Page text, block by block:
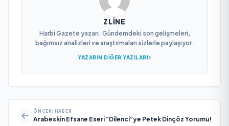
ZLINE
Harbi Gazete yazarı. Gündemdeki son gelişmeleri,
bağımsız analizleri ve araştırmaları sizlerle paylaşıyor.
YAZARIN DIĞER YAZILARI
ÖNCEKI HABER
Arabeskin Efsane Eseri “Dilenci”ye Petek Dinçöz Yorumu!